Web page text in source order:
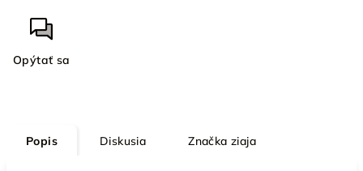
Opýtať sa
Popis Diskusia Značka ziaja